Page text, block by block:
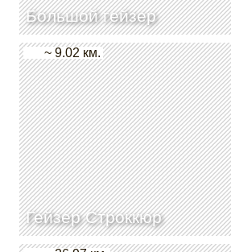
Большой гейзер
Гейзер Строккюр
~ 9.02 км.